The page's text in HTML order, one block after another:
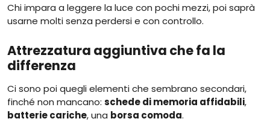
Chi impara a leggere la luce con pochi mezzi, poi saprà
usarne molti senza perdersi e con controllo.
Attrezzatura aggiuntiva che fa la
differenza
Ci sono poi quegli elementi che sembrano secondari,
finché non mancano: schede di memoria affidabili,
batterie cariche, una borsa comoda.